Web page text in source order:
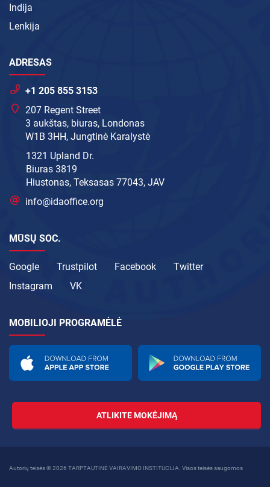
Indija
Lenkija
ADRESAS
+1 205 855 3153
207 Regent Street
3 aukštas, biuras, Londonas
W1B 3HH, Jungtinė Karalystė
1321 Upland Dr.
Biuras 3819
Hiustonas, Teksasas 77043, JAV
info@idaoffice.org
MŪSŲ SOC.
Google Trustpilot Facebook
Twitter
Instagram
VK
MOBILIOJI PROGRAMĖLĖ
ATLIKITE MOKĖJIMĄ
Autorių teisės © 2026 TARPTAUTINĖ VAIRAVIMO INSTITUCIJA. Visos teisės saugomos